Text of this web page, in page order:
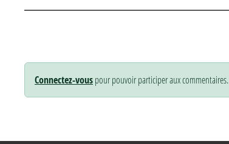
Connectez-vouspour pouvoir participer aux commentaires.